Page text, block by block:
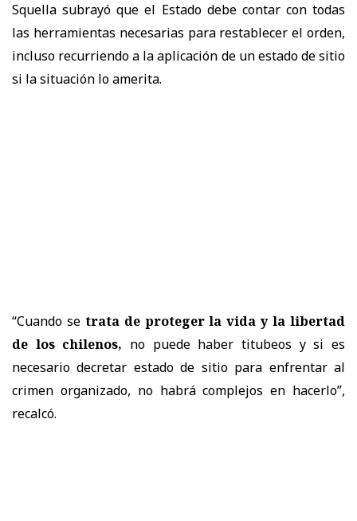
Squella subrayó que el Estado debe contar con todas
las herramientas necesarias para restablecer el orden,
incluso recurriendo a la aplicación de un estado de sitio
si la situación lo amerita.
“Cuando se trata de proteger la vida y la libertad
de los chilenos, no puede haber titubeos y si es
necesario decretar estado de sitio para enfrentar al
crimen organizado, no habrá complejos en hacerlo”,
recalcó.